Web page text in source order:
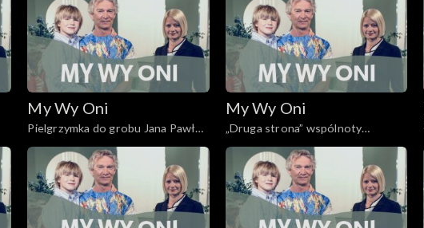
My Wy Oni
Pielgrzymka do grobu Jana Pawła
II
My Wy Oni
„Druga strona” wspólnoty
Cenacolo